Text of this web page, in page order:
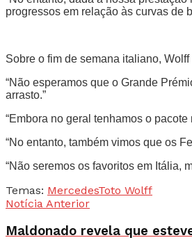
progressos em relação às curvas de
Sobre o fim de semana italiano,
“Não esperamos que o Grande
arrasto.”
“Embora no geral tenhamos o
“No entanto, também vimos que os
“Não seremos os favoritos em Itália,
Temas: MercedesToto Wolff
Notícia Anterior
Maldonado revela que